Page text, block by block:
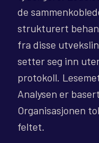
de
strukturert
fra disse
setter seg inn
protokoll.
Analysen er
Organisasjonen
feltet.